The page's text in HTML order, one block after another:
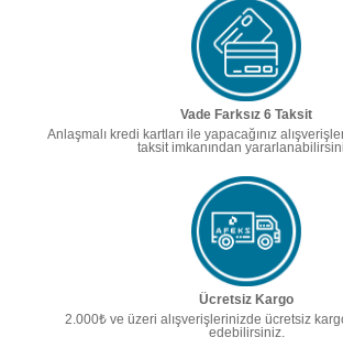
Vade Farksız 6 Taksit
Anlaşmalı kredi kartları ile yapacağınız
taksit imkanından
Ücretsiz Kargo
2.000₺ ve üzeri alışverişlerinizde ücretsiz
edebilirsiniz.